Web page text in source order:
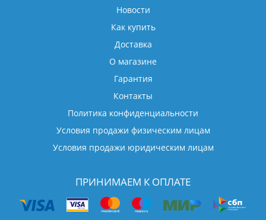
Новости
Как купить
Доставка
О магазине
Гарантия
Контакты
Политика конфиденциальности
Условия продажи физическим лицам
Условия продажи юридическим лицам
ПРИНИМАЕМ К ОПЛАТЕ